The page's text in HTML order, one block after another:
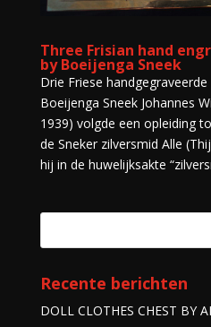
Three Frisian hand
by Boeijenga Sneek
Drie Friese
Boeijenga Sneek Johannes
1939) volgde een opleiding
de Sneker zilversmid Alle
hij in de huwelijksakte
Recente berichten
DOLL CLOTHES CHEST BY